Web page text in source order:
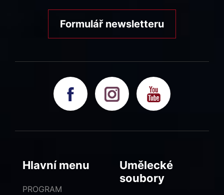
Formulář newsletteru
Hlavní menu
PROGRAM
Umělecké
soubory